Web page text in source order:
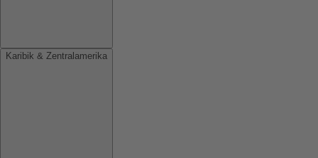
Karibik & Zentralamerika